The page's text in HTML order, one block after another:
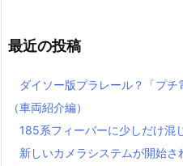
最近の投稿
ダイソー版プラレール？「プチ
（車両紹介編）
185系フィーバーに少しだけ混
新しいカメラシステムが開始